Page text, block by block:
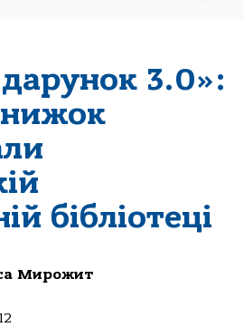
3.0»:
бібліотеці
Мирожит